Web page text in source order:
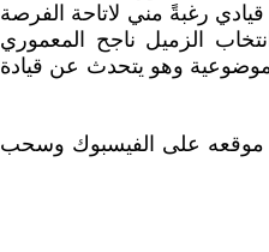
لأي مركز قيادي رغبةً مني لاتاحة الفرصة
الزميل ناجح المعموري
وهو يتحدث عن قيادة
في موقعه على الفيسبوك وسحب